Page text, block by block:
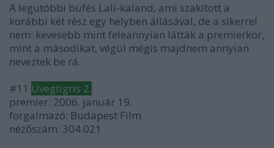
A legutóbbi büfés Lali-kaland, ami szakított a
korábbi két rész egy helyben állásával, de a sikerrel
nem: kevesebb mint feleannyian látták a premierkor,
mint a másodikat, végül mégis majdnem annyian
neveztek be rá.
#11 Üvegtigris 2.
premier: 2006. január 19.
forgalmazó: Budapest Film
nézőszám: 304.021